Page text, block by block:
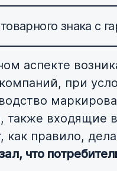
знака с
аспекте
при
входящие в
как правило,
что